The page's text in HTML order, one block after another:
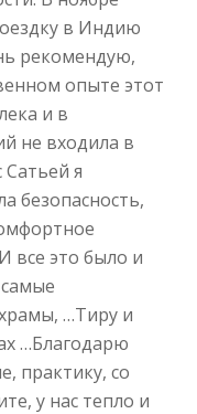
в Индию
рекомендую,
опыте этот
и в
не входила в
Сатьей я
безопасность,
все это было и
…Тиру и
…Благодарю
практику, со
у нас тепло и